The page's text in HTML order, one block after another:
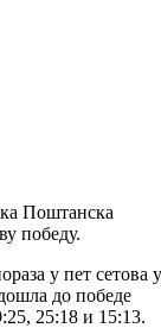
Поштанска
победу.
у пет сетова у
до победе
25:18 и 15:13.